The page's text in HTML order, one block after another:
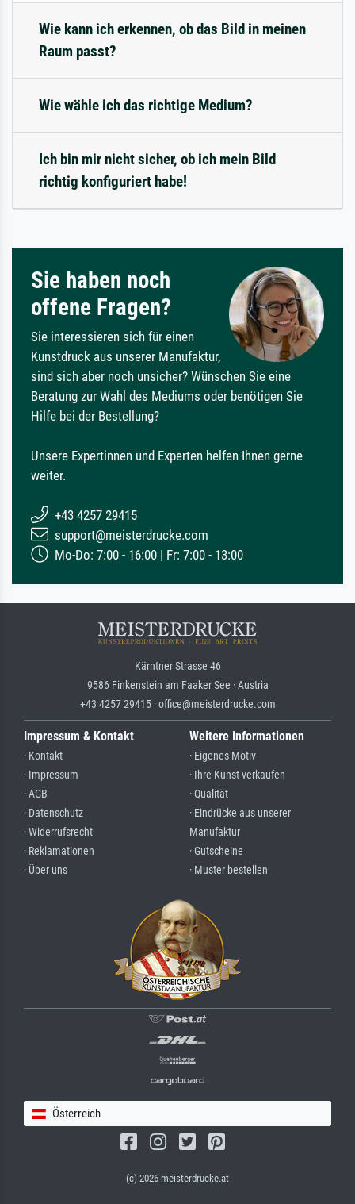
Wie kann ich erkennen, ob das Bild in meinen
Raum passt?
Wie wähle ich das richtige Medium?
Ich bin mir nicht sicher, ob ich mein Bild
richtig konfiguriert habe!
Sie haben noch
offene Fragen?
Sie interessieren sich für einen
Kunstdruck aus unserer Manufaktur,
sind sich aber noch unsicher? Wünschen Sie eine
Beratung zur Wahl des Mediums oder benötigen Sie
Hilfe bei der Bestellung?
Unsere Expertinnen und Experten helfen Ihnen gerne
weiter.
+43 4257 29415
support@meisterdrucke.com
Mo-Do: 7:00 - 16:00 | Fr: 7:00 - 13:00
Kärntner Strasse 46
9586 Finkenstein am Faaker See · Austria
+43 4257 29415 · office@meisterdrucke.com
Impressum & Kontakt
· Kontakt
· Impressum
· AGB
· Datenschutz
· Widerrufsrecht
· Reklamationen
· Über uns
Weitere Informationen
· Eigenes Motiv
· Ihre Kunst verkaufen
· Qualität
· Eindrücke aus unserer
Manufaktur
· Gutscheine
· Muster bestellen
Österreich
(c) 2026 meisterdrucke.at